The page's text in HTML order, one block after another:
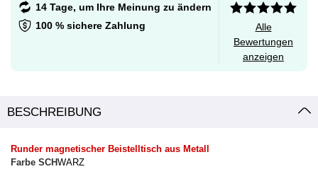
14 Tage, um Ihre Meinung zu ändern
100 % sichere Zahlung
Alle
Bewertungen
anzeigen
BESCHREIBUNG
Runder magnetischer Beistelltisch aus Metall
Farbe SCHWARZ